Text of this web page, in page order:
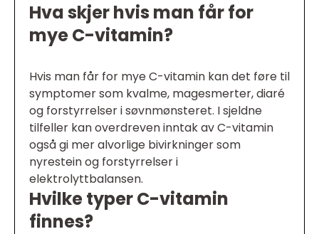
Hva skjer hvis man får for
mye C-vitamin?
Hvis man får for mye C-vitamin kan det føre til
symptomer som kvalme, magesmerter, diaré
og forstyrrelser i søvnmønsteret. I sjeldne
tilfeller kan overdreven inntak av C-vitamin
også gi mer alvorlige bivirkninger som
nyrestein og forstyrrelser i
elektrolyttbalansen.
Hvilke typer C-vitamin
finnes?